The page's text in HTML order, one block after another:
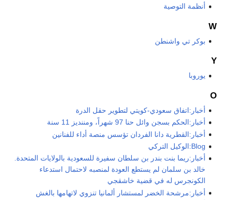
أنظمة التوصية
W
بوكر تي واشنطن
Y
يوروبا
Ο
أخبار:اتفاق سعودي-كويتي لتطوير حقل الدرة
أخبار:الحكم بسجن وائل حنا 97 شهراً، ومننديز 11 سنة
أخبار:القطرية دانا الفردان تؤسس منصة أداء للفنانين
Blog:الوكيل التركي
أخبار:ريما بنت بندر بن سلطان سفيرة للسعودية بالولايات المتحدة.
خالد بن سلمان لم يستطع العودة لمنصبه لاحتمال استدعاء
الكونجرس له في قضية خاشقجي
أخبار:مرشحة الخضر لمستشار ألمانيا تنزوي لاتهامها بالغش